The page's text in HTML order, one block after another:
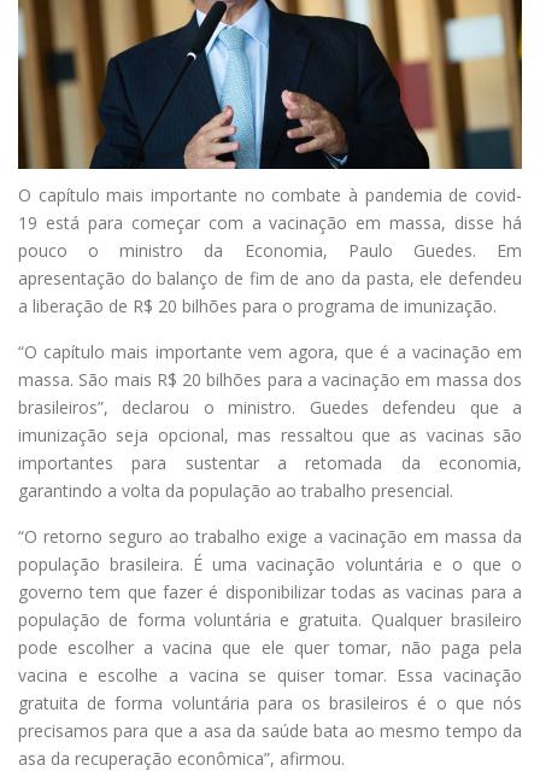
O capítulo mais importante no combate à pandemia de covid-
19 está para começar com a vacinação em massa, disse há
pouco o ministro da Economia, Paulo Guedes. Em
apresentação do balanço de fim de ano da pasta, ele defendeu
a liberação de R$ 20 bilhões para o programa de imunização.
“O capítulo mais importante vem agora, que é a vacinação em
massa. São mais R$ 20 bilhões para a vacinação em massa dos
brasileiros”, declarou o ministro. Guedes defendeu que a
imunização seja opcional, mas ressaltou que as vacinas são
importantes para sustentar a retomada da economia,
garantindo a volta da população ao trabalho presencial.
“O retorno seguro ao trabalho exige a vacinação em massa da
população brasileira. É uma vacinação voluntária e o que o
governo tem que fazer é disponibilizar todas as vacinas para a
população de forma voluntária e gratuita. Qualquer brasileiro
pode escolher a vacina que ele quer tomar, não paga pela
vacina e escolhe a vacina se quiser tomar. Essa vacinação
gratuita de forma voluntária para os brasileiros é o que nós
precisamos para que a asa da saúde bata ao mesmo tempo da
asa da recuperação econômica”, afirmou.